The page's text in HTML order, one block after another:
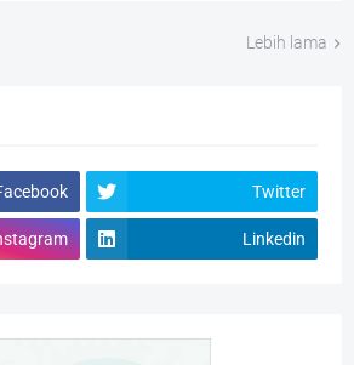
Lebih lama
Twitter
Linkedin